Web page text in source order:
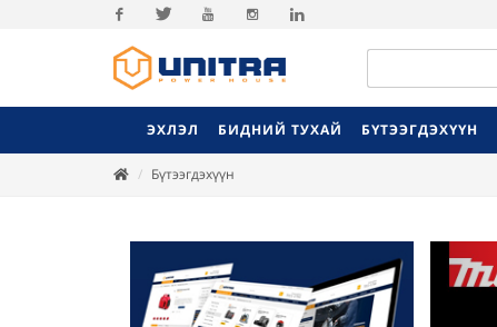
Facebook
ЭХЛЭЛ БИДНИЙ ТУХАЙ БҮТЭЭГДЭХҮҮН
Бүтээгдэхүүн